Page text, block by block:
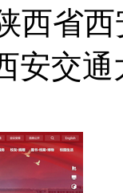
西省
安交通